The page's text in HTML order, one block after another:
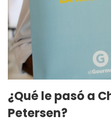
¿Qué le pasó a
Petersen?